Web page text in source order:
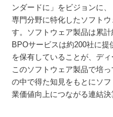
ンダードに」をビジョンに、
専門分野に特化したソフト
す。ソフトウェア製品は累計
BPOサービスは約200社に
を保有していることが、ディ
このソフトウェア製品で培
の中で得た知見をもとにソ
業価値向上につながる連結決